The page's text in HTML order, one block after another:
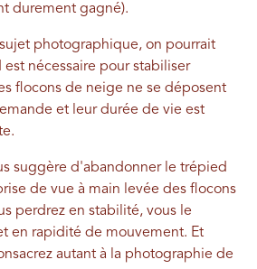
durement gagné).
photographique, on pourrait
nécessaire pour stabiliser
flocons de neige ne se déposent
et leur durée de vie est
suggère d'abandonner le trépied
de vue à main levée des flocons
perdrez en stabilité, vous le
en rapidité de mouvement. Et
autant à la photographie de